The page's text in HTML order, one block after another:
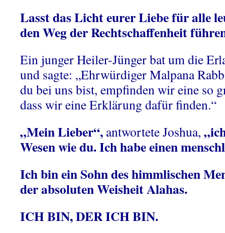
Lasst das Licht eurer Liebe für alle
den Weg der Rechtschaffenheit
Ein junger Heiler-Jünger bat um die
und sagte: „Ehrwürdiger Malpana
du bei uns bist, empfinden wir eine so
dass wir eine Erklärung dafür finden.“
„Mein Lieber“, antwortete Joshua,
Wesen wie du. Ich habe einen
Ich bin ein Sohn des himmlischen
der absoluten Weisheit Alahas.
ICH BIN, DER ICH BIN.